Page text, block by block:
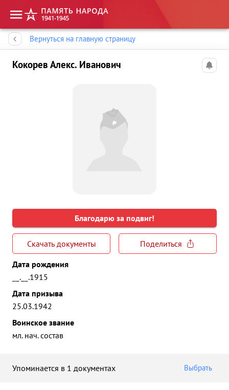
Вернуться на главную страницу
Кокорев Алекс. Иванович
Благодарю за подвиг!
Скачать документы
Поделиться
Дата рождения
__.__.1915
Дата призыва
25.03.1942
Воинское звание
мл. нач. состав
Упоминается в 1 документах Выбрать
Память народа